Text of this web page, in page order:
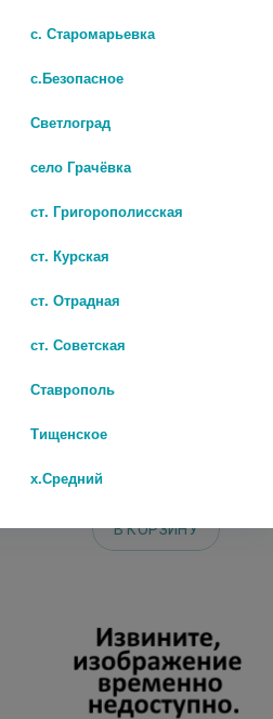
ПРОПЕЛЛЕР ВУЛК.
40МЛ. /АРТ.5353/
102 руб.
В КОРЗИНУ
с. Старомарьевка
с.Безопасное
Светлоград
село Грачёвка
ст. Григорополисская
ст. Курская
ст. Отрадная
ст. Советская
Ставрополь
Тищенское
х.Средний